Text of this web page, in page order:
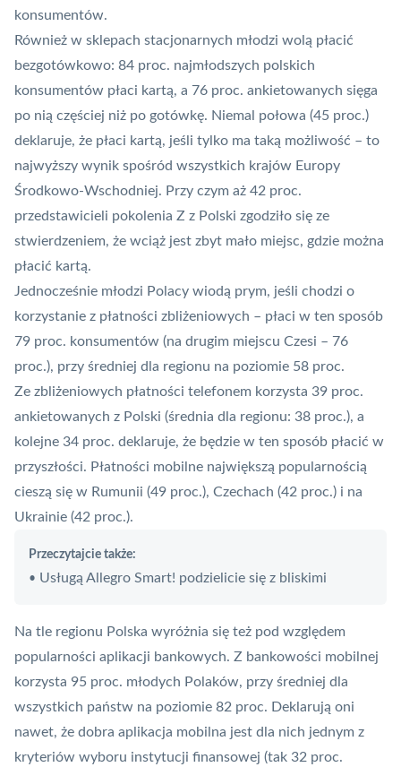
konsumentów.
Również w sklepach stacjonarnych młodzi wolą płacić
bezgotówkowo: 84 proc. najmłodszych polskich
konsumentów płaci kartą, a 76 proc. ankietowanych sięga
po nią częściej niż po gotówkę. Niemal połowa (45 proc.)
deklaruje, że płaci kartą, jeśli tylko ma taką możliwość – to
najwyższy wynik spośród wszystkich krajów Europy
Środkowo-Wschodniej. Przy czym aż 42 proc.
przedstawicieli pokolenia Z z Polski zgodziło się ze
stwierdzeniem, że wciąż jest zbyt mało miejsc, gdzie można
płacić kartą.
Jednocześnie młodzi Polacy wiodą prym, jeśli chodzi o
korzystanie z płatności zbliżeniowych – płaci w ten sposób
79 proc. konsumentów (na drugim miejscu Czesi – 76
proc.), przy średniej dla regionu na poziomie 58 proc.
Ze zbliżeniowych płatności telefonem korzysta 39 proc.
ankietowanych z Polski (średnia dla regionu: 38 proc.), a
kolejne 34 proc. deklaruje, że będzie w ten sposób płacić w
przyszłości. Płatności mobilne największą popularnością
cieszą się w Rumunii (49 proc.), Czechach (42 proc.) i na
Ukrainie (42 proc.).
Przeczytajcie także:
• Usługą Allegro Smart! podzielicie się z bliskimi
Na tle regionu Polska wyróżnia się też pod względem
popularności aplikacji bankowych. Z bankowości mobilnej
korzysta 95 proc. młodych Polaków, przy średniej dla
wszystkich państw na poziomie 82 proc. Deklarują oni
nawet, że dobra aplikacja mobilna jest dla nich jednym z
kryteriów wyboru instytucji finansowej (tak 32 proc.